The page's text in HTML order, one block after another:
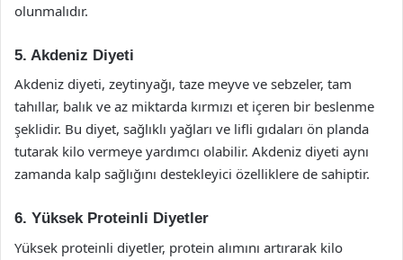
olunmalıdır.
5. Akdeniz Diyeti
Akdeniz diyeti, zeytinyağı, taze meyve ve sebzeler, tam
tahıllar, balık ve az miktarda kırmızı et içeren bir beslenme
şeklidir. Bu diyet, sağlıklı yağları ve lifli gıdaları ön planda
tutarak kilo vermeye yardımcı olabilir. Akdeniz diyeti aynı
zamanda kalp sağlığını destekleyici özelliklere de sahiptir.
6. Yüksek Proteinli Diyetler
Yüksek proteinli diyetler, protein alımını artırarak kilo